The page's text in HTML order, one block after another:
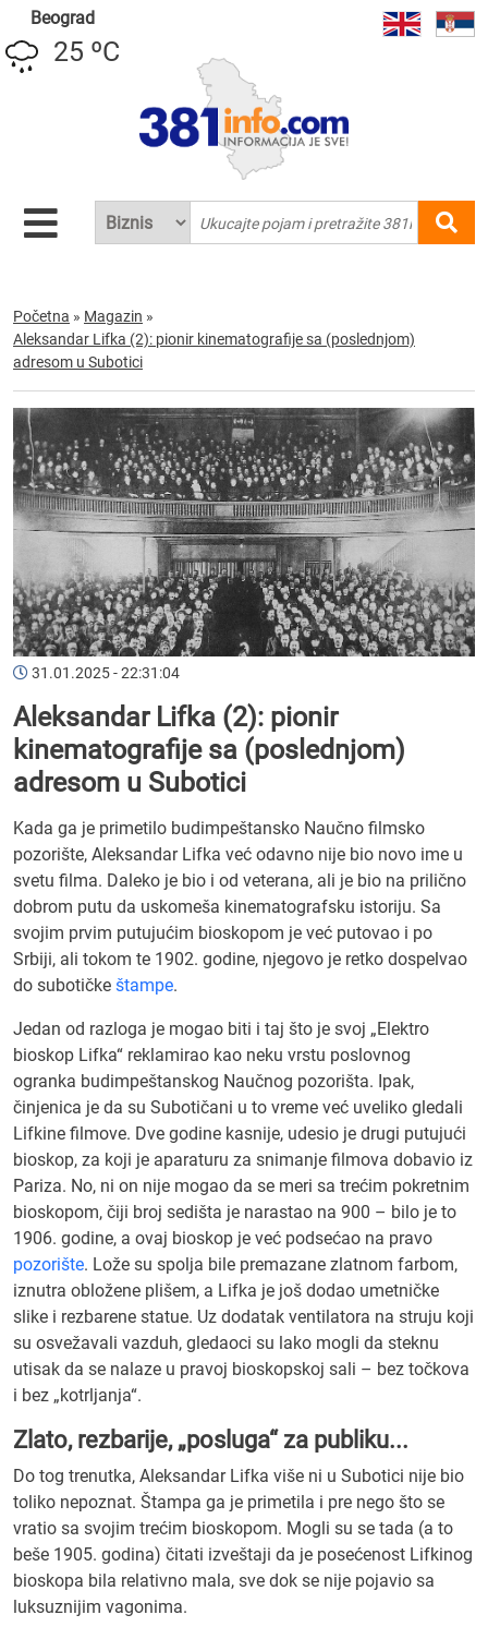
Beograd
25 ºC
Početna » Magazin »
Aleksandar Lifka (2): pionir kinematografije sa (poslednjom)
adresom u Subotici
31.01.2025 - 22:31:04
Aleksandar Lifka (2): pionir
kinematografije sa (poslednjom)
adresom u Subotici
Kada ga je primetilo budimpeštansko Naučno filmsko
pozorište, Aleksandar Lifka već odavno nije bio novo ime u
svetu filma. Daleko je bio i od veterana, ali je bio na prilično
dobrom putu da uskomeša kinematografsku istoriju. Sa
svojim prvim putujućim bioskopom je već putovao i po
Srbiji, ali tokom te 1902. godine, njegovo je retko dospelvao
do subotičke štampe.
Jedan od razloga je mogao biti i taj što je svoj „Elektro
bioskop Lifka“ reklamirao kao neku vrstu poslovnog
ogranka budimpeštanskog Naučnog pozorišta. Ipak,
činjenica je da su Subotičani u to vreme već uveliko gledali
Lifkine filmove. Dve godine kasnije, udesio je drugi putujući
bioskop, za koji je aparaturu za snimanje filmova dobavio iz
Pariza. No, ni on nije mogao da se meri sa trećim pokretnim
bioskopom, čiji broj sedišta je narastao na 900 – bilo je to
1906. godine, a ovaj bioskop je već podsećao na pravo
pozorište. Lože su spolja bile premazane zlatnom farbom,
iznutra obložene plišem, a Lifka je još dodao umetničke
slike i rezbarene statue. Uz dodatak ventilatora na struju koji
su osvežavali vazduh, gledaoci su lako mogli da steknu
utisak da se nalaze u pravoj bioskopskoj sali – bez točkova
i bez „kotrljanja“.
Zlato, rezbarije, „posluga“ za publiku...
Do tog trenutka, Aleksandar Lifka više ni u Subotici nije bio
toliko nepoznat. Štampa ga je primetila i pre nego što se
vratio sa svojim trećim bioskopom. Mogli su se tada (a to
beše 1905. godina) čitati izveštaji da je posećenost Lifkinog
bioskopa bila relativno mala, sve dok se nije pojavio sa
luksuznijim vagonima.